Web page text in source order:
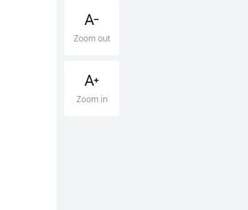
Zoom out
Zoom in